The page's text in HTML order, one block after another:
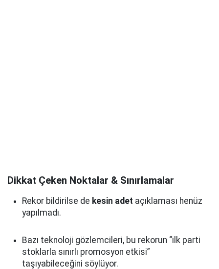
Dikkat Çeken Noktalar & Sınırlamalar
Rekor bildirilse de kesin adet açıklaması henüz
yapılmadı.
Bazı teknoloji gözlemcileri, bu rekorun “ilk parti
stoklarla sınırlı promosyon etkisi”
taşıyabileceğini söylüyor.